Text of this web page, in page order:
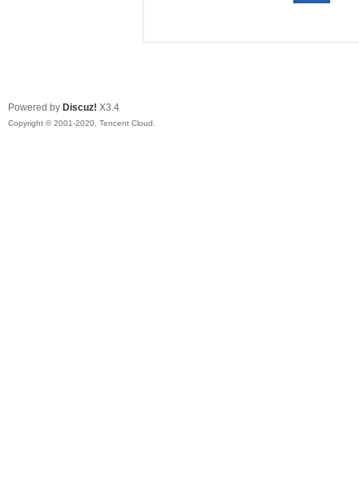
Powered by Discuz! X3.4
Copyright © 2001-2020, Tencent Cloud.